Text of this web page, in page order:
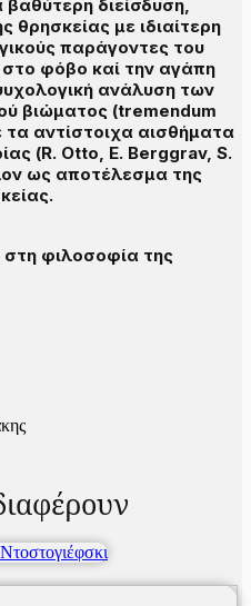
διείσδυση,
θρησκείας με ιδιαίτερη
παράγοντες του
φόβο καί την αγάπη
ανάλυση των
βιώματος (tremendum
αντίστοιχα αισθήματα
(R. Otto, E. Berggrav, S.
ως αποτέλεσμα της
φιλοσοφία της